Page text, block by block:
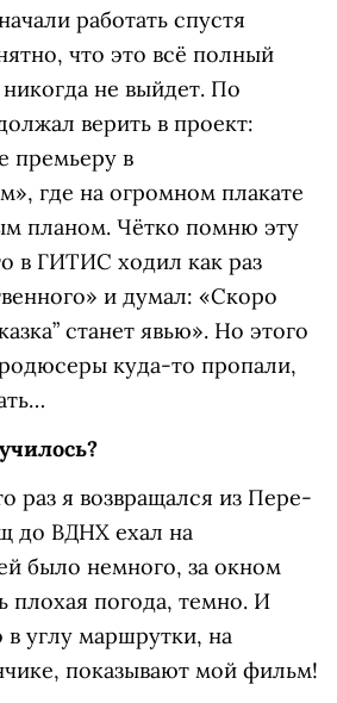
работать спустя
что это всё полный
не выйдет. По
верить в проект:
премьеру в
где на огромном плакате
планом. Чётко помню эту
в ГИТИС ходил как раз
и думал: «Скоро
станет явью». Но этого
куда-то пропали,
раз я возвращался из Пере­
до ВДНХ ехал на
было немного, за окном
плохая погода, темно. И
в углу маршрутки, на
показывают мой фильм!